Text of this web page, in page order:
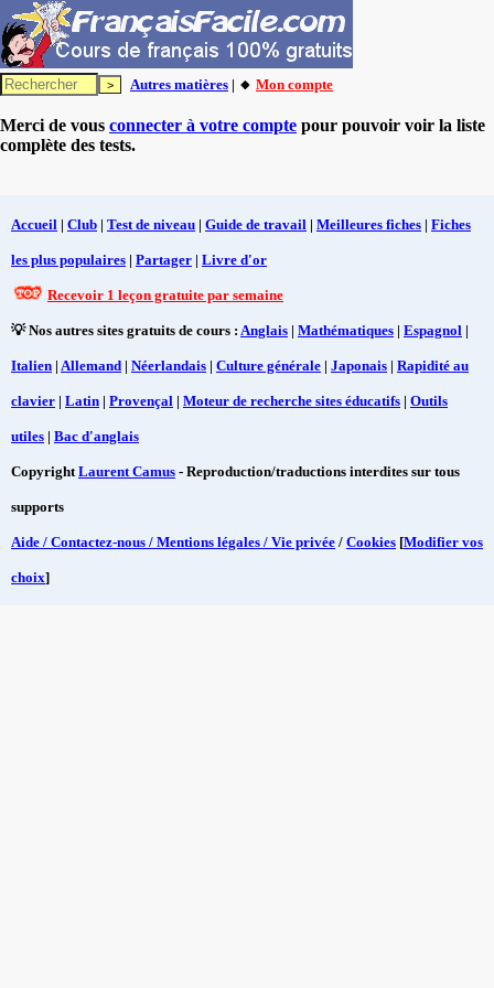
Autres matières | 🔸 Mon compte
Merci de vous connecter à votre compte pour pouvoir voir la liste
complète des tests.
Accueil | Club | Test de niveau | Guide de travail | Meilleures fiches | Fiches
les plus populaires | Partager | Livre d'or
Recevoir 1 leçon gratuite par semaine
💡 Nos autres sites gratuits de cours : Anglais | Mathématiques | Espagnol |
Italien | Allemand | Néerlandais | Culture générale | Japonais | Rapidité au
clavier | Latin | Provençal | Moteur de recherche sites éducatifs | Outils
utiles | Bac d'anglais
CopyrightLaurent Camus - Reproduction/traductions interdites sur tous
supports
Aide / Contactez-nous / Mentions légales / Vie privée / Cookies [Modifier vos
choix]